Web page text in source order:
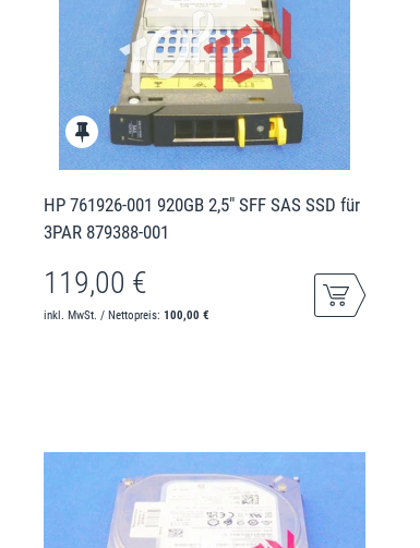
HP 761926-001 920GB 2,5" SFF SAS SSD für
3PAR 879388-001
119,00 €
inkl. MwSt. / Nettopreis:100,00 €